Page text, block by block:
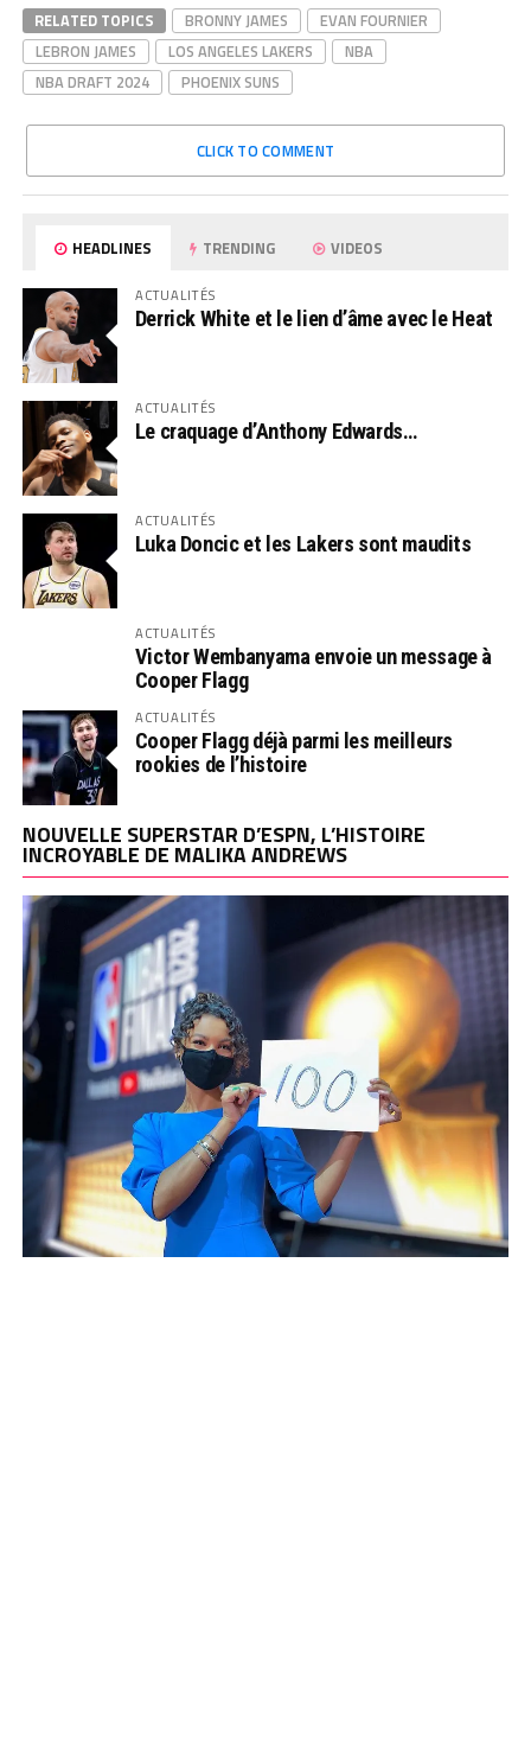
RELATED TOPICS BRONNY JAMES
EVAN FOURNIER
LEBRON JAMES
LOS ANGELES LAKERS
NBA
NBA DRAFT 2024
PHOENIX SUNS
CLICK TO COMMENT
HEADLINES TRENDING VIDEOS
ACTUALITÉS
Derrick White et le lien d’âme avec le Heat
ACTUALITÉS
Le craquage d’Anthony Edwards…
ACTUALITÉS
Luka Doncic et les Lakers sont maudits
ACTUALITÉS
Victor Wembanyama envoie un message à
Cooper Flagg
ACTUALITÉS
Cooper Flagg déjà parmi les meilleurs
rookies de l’histoire
NOUVELLE SUPERSTAR D’ESPN, L’HISTOIRE
INCROYABLE DE MALIKA ANDREWS